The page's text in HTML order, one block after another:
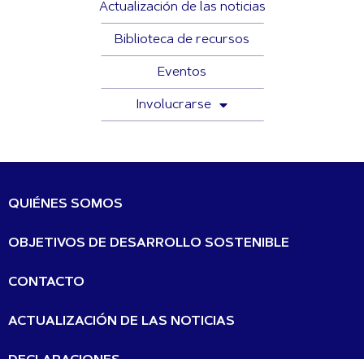
Actualización de las noticias
Biblioteca de recursos
Eventos
Involucrarse
QUIÉNES SOMOS
OBJETIVOS DE DESARROLLO SOSTENIBLE
CONTACTO
ACTUALIZACIÓN DE LAS NOTICIAS